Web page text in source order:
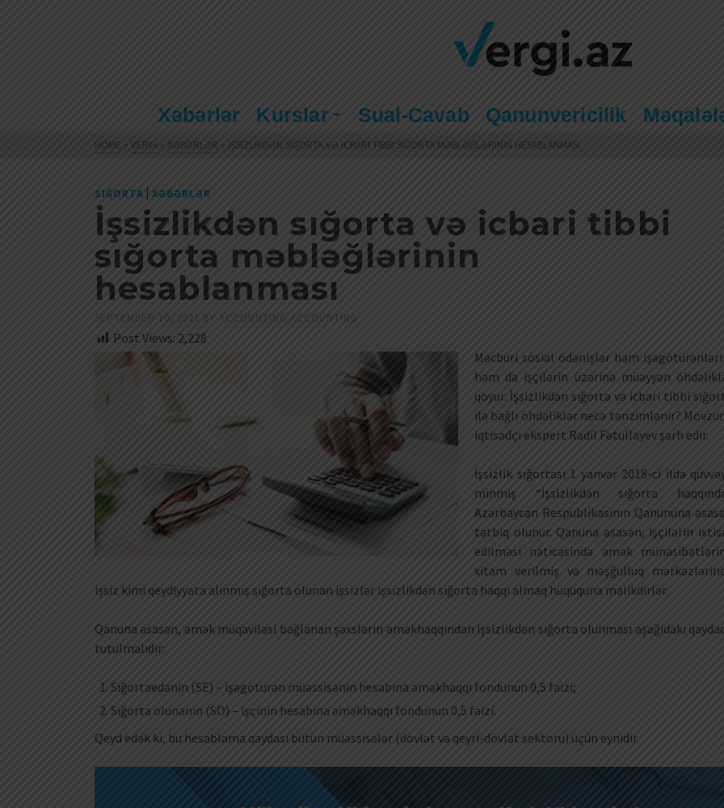
Xəbərlər Kurslar Sual-Cavab Qanunvericilik
HOME » VERGI » XƏBƏRLƏR » İŞSIZLIKDƏN SIĞORTA VƏ ICBARI TIBBI SIĞORTA MƏBLƏĞLƏRININ HESABLANMASI
SIĞORTA | XƏBƏRLƏR
İşsizlikdən sığorta və icbari tibbi
sığorta məbləğlərinin
hesablanması
SEPTEMBER 10, 2021 BY ACCOUNTING ACCOUNTING
Post Views: 2,228
Məcburi sosial ödənişlər həm
həm də işçilərin üzərinə müəyyən
qoyur. İşsizlikdən sığorta və icbari tibbi
ilə bağlı öhdəliklər necə tənzimlənir?
iqtisadçı ekspert Radil Fətullayev şərh edir.
İşsizlik sığortası 1 yanvar 2018-ci ildə
minmiş “İşsizlikdən sığorta
Azərbaycan Respublikasının Qanununa
tətbiq olunur. Qanuna əsasən, işçilərin
edilməsi nəticəsində əmək
xitam verilmiş və məşğulluq
işsiz kimi qeydiyyata alınmış sığorta olunan işsizlər işsizlikdən sığorta haqqı almaq hüququna malikdirlər.
Qanuna əsasən, əmək müqaviləsi bağlanan şəxslərin əməkhaqqından işsizlikdən sığorta olunması aşağıdakı
tutulmalıdır:
Sığortaedənin (SE) – işəgötürən müəssisənin hesabına əməkhaqqı fondunun 0,5 faizi;
Sığorta olunanın (SO) – işçinin hesabına əməkhaqqı fondunun 0,5 faizi.
Qeyd edək ki, bu hesablama qaydası bütün müəssisələr (dövlət və qeyri-dövlət sektoru) üçün eynidir.